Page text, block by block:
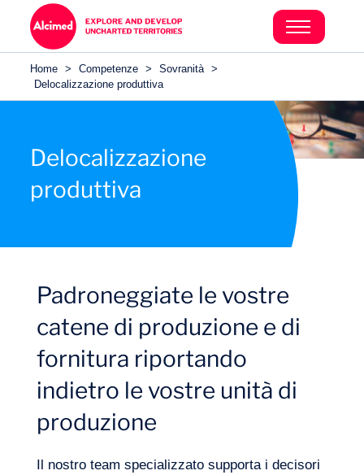
Settori
Home > Competenze > Sovranità >
Delocalizzazione produttiva
Delocalizzazione
produttiva
Padroneggiate le vostre
catene di produzione e di
fornitura riportando
indietro le vostre unità di
produzione
Il nostro team specializzato supporta i decisori